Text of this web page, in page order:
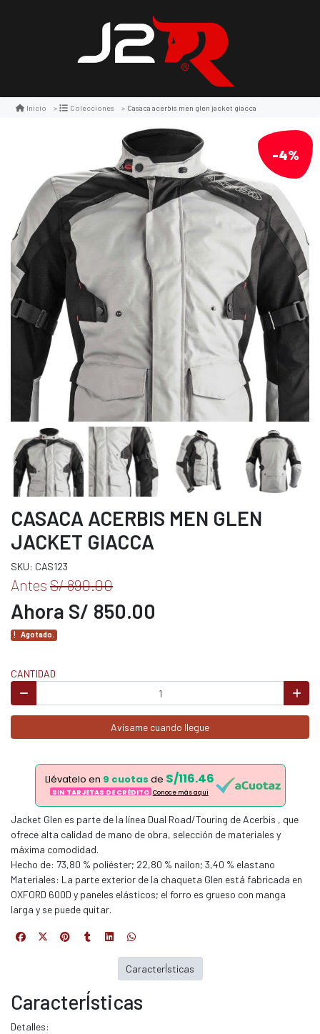
Inicio Colecciones Casaca acerbis men glen jacket giacca
-4%
CASACA ACERBIS MEN GLEN
JACKET GIACCA
SKU: CAS123
Antes S/ 890.00
Ahora S/ 850.00
Agotado.
CANTIDAD
Avísame cuando llegue
Llévatelo en 9 cuotas de S/116.46
SIN TARJETAS DE CRÉDITO Conoce más aqui
Jacket Glen es parte de la línea Dual Road/Touring de Acerbis , que
ofrece alta calidad de mano de obra, selección de materiales y
máxima comodidad.
Hecho de: 73,80 % poliéster; 22,80 % nailon; 3,40 % elastano
Materiales: La parte exterior de la chaqueta Glen está fabricada en
OXFORD 600D y paneles elásticos; el forro es grueso con manga
larga y se puede quitar.
CaracterÍsticas
Detalles:
CaracterÍsticas